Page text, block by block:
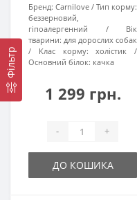
Фільтр
Бренд: Carnilove
Тип корму:
беззерновий,
гіпоалергенний
Вік
тварини: для дорослих собак
Клас корму:
холістик
Основний білок: качка
1 299 грн.
- +
ДО КОШИКА